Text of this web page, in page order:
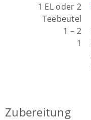
1 EL oder 2
Teebeutel
1 – 2
1
Zubereitung